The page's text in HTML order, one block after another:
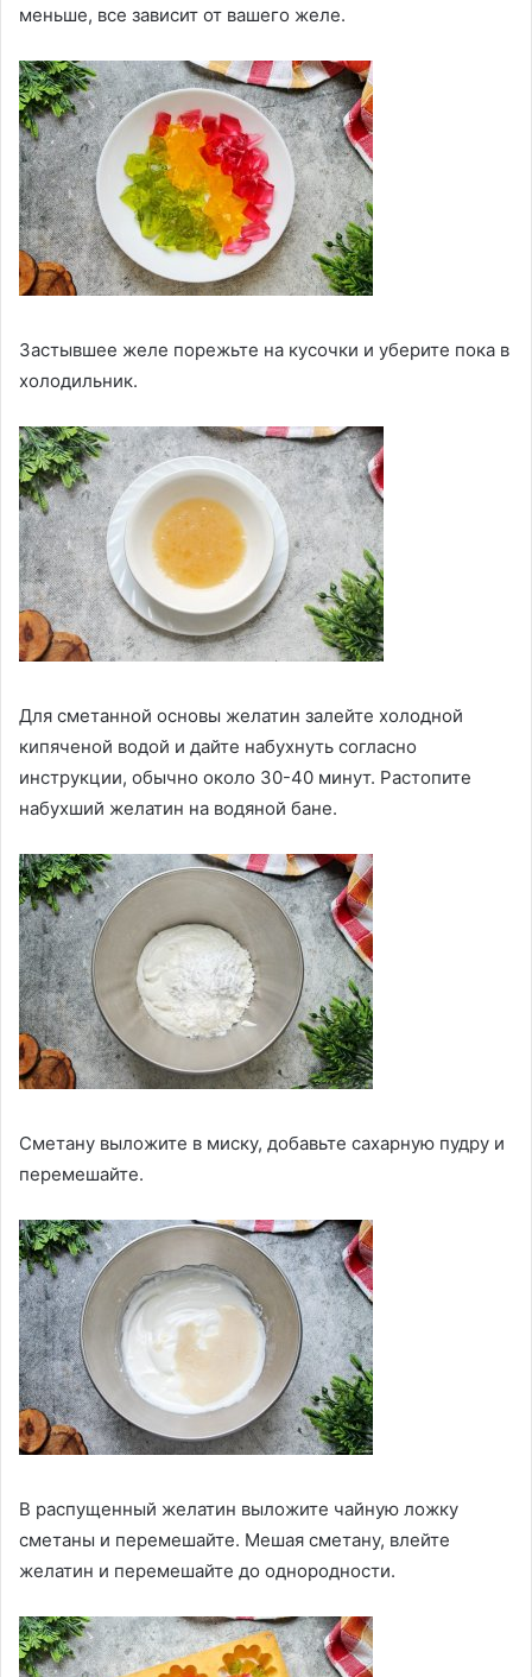
меньше, все зависит от вашего желе.
Застывшее желе порежьте на кусочки и уберите пока в
холодильник.
Для сметанной основы желатин залейте холодной
кипяченой водой и дайте набухнуть согласно
инструкции, обычно около 30-40 минут. Растопите
набухший желатин на водяной бане.
Сметану выложите в миску, добавьте сахарную пудру и
перемешайте.
В распущенный желатин выложите чайную ложку
сметаны и перемешайте. Мешая сметану, влейте
желатин и перемешайте до однородности.